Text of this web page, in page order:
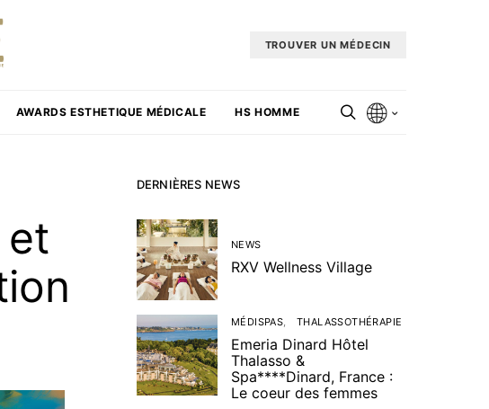
TROUVER UN MÉDECIN
AWARDS ESTHETIQUE MÉDICALE HS HOMME
DERNIÈRES NEWS
NEWS
RXV Wellness Village
MÉDISPAS THALASSOTHÉRAPIE
Emeria Dinard Hôtel
Thalasso &
Spa****Dinard, France :
Le coeur des femmes